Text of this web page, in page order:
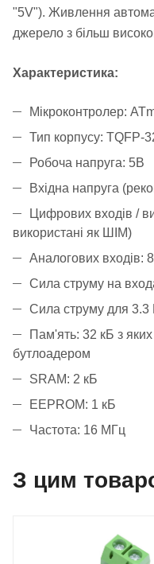
"5V"). Живлення
джерело з більш
Характеристика:
Мікроконтролер:
Тип корпусу: TQFP-
Робоча напруга: 5В
Вхідна напруга
Цифрових входів /
використані як ШІМ)
Аналогових входів: 8
Сила струму на
Сила струму для
Пам'ять: 32 кБ з
бутлоадером
SRAM: 2 кБ
EEPROM: 1 кБ
Частота: 16 МГц
З цим